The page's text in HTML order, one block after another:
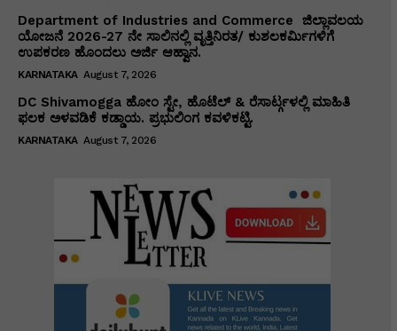
Department of Industries and Commerce ಜಿಲ್ಲಾವಲಯ
ಯೋಜನೆ 2026-27 ನೇ ಸಾಲಿನಲ್ಲಿ ವೃತ್ತಿನಿರತ/ ಕುಶಲಕರ್ಮಿಗಳಿಗೆ
ಉಪಕರಣ ಹೊಂದಲು ಅರ್ಜಿ ಆಹ್ವಾನ.
KARNATAKA August 7, 2026
DC Shivamogga ಹೋಂ ಸ್ಟೇ, ಹೊಟೆಲ್ & ರೆಸಾರ್ಟ್ಗಳಲ್ಲಿ ಮಾಹಿತಿ
ಫಲಕ ಅಳವಡಿಕೆ ಕಡ್ಡಾಯ. ಪ್ರಭುಲಿಂಗ ಕವಳಿಕಟ್ಟಿ.
KARNATAKA August 7, 2026